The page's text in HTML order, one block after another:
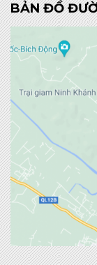
BẢN ĐỒ